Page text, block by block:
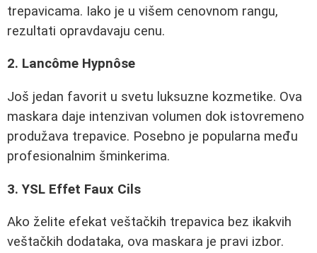
trepavicama. Iako je u višem cenovnom rangu,
rezultati opravdavaju cenu.
2. Lancôme Hypnôse
Još jedan favorit u svetu luksuzne kozmetike. Ova
maskara daje intenzivan volumen dok istovremeno
produžava trepavice. Posebno je popularna među
profesionalnim šminkerima.
3. YSL Effet Faux Cils
Ako želite efekat veštačkih trepavica bez ikakvih
veštačkih dodataka, ova maskara je pravi izbor.